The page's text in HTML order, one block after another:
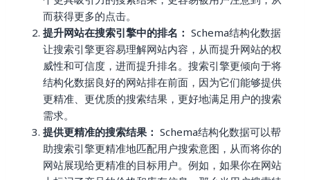
而获得更多的点击。
提升网站在搜索引擎中的排名： Schema结构化数据
让搜索引擎更容易理解网站内容，从而提升网站的权
威性和可信度，进而提升排名。搜索引擎更倾向于将
结构化数据良好的网站排在前面，因为它们能够提供
更精准、更优质的搜索结果，更好地满足用户的搜索
需求。
提供更精准的搜索结果： Schema结构化数据可以帮
助搜索引擎更精准地匹配用户搜索意图，从而将你的
网站展现给更精准的目标用户。例如，如果你在网站